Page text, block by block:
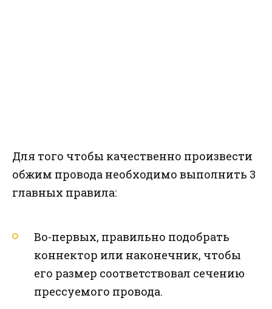
Для того чтобы качественно произвести
обжим провода необходимо выполнить 3
главных правила:
Во-первых, правильно подобрать
коннектор или наконечник, чтобы
его размер соответствовал сечению
прессуемого провода.